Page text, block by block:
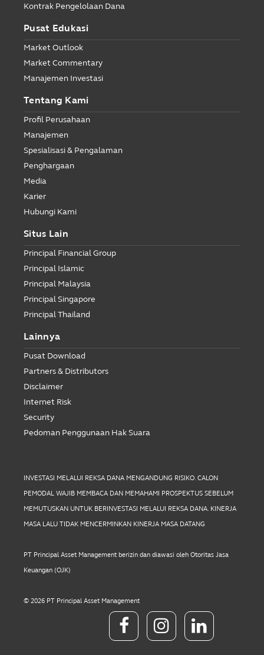
Kontrak Pengelolaan Dana
Pusat Edukasi
Market Outlook
Market Commentary
Manajemen Investasi
Tentang Kami
Profil Perusahaan
Manajemen
Spesialisasi & Pengalaman
Penghargaan
Media
Karier
Hubungi Kami
Situs Lain
Principal Financial Group
Principal Islamic
Principal Malaysia
Principal Singapore
Principal Thailand
Lainnya
Pusat Download
Partners & Distributors
Disclaimer
Internet Risk
Security
Pedoman Penggunaan Hak Suara
INVESTASI MELALUI REKSA DANA MENGANDUNG RISIKO. CALON
PEMODAL WAJIB MEMBACA DAN MEMAHAMI PROSPEKTUS SEBELUM
MEMUTUSKAN UNTUK BERINVESTASI MELALUI REKSA DANA. KINERJA
MASA LALU TIDAK MENCERMINKAN KINERJA MASA DATANG
PT Principal Asset Management berizin dan diawasi oleh Otoritas Jasa
Keuangan (OJK)
© 2026 PT Principal Asset Management